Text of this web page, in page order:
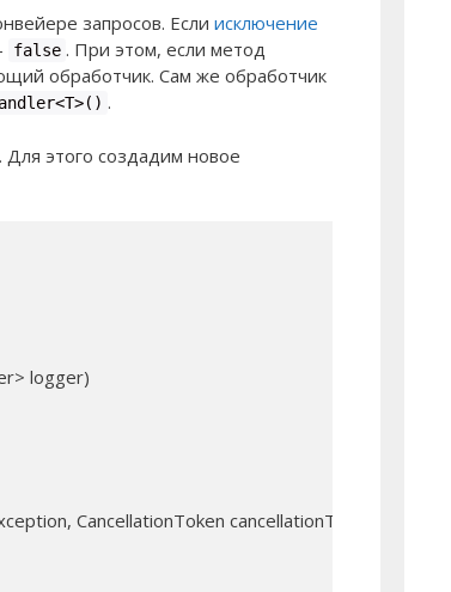
запросов. Если исключение
false . При этом, если метод
обработчик. Сам же обработчик
.
Для этого создадим новое
logger)
CancellationToken cancellationToken)